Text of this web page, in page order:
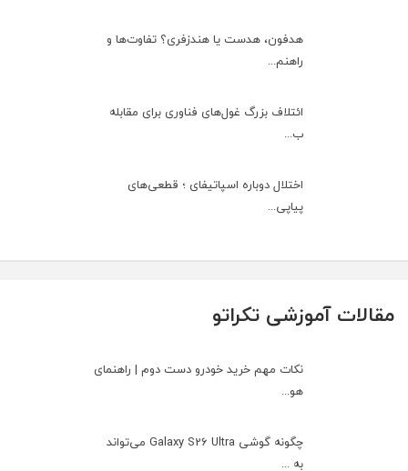
هدفون، هدست یا هندزفری؟ تفاوت‌ها و
راهنم...
ائتلاف بزرگ غول‌های فناوری برای مقابله
ب...
اختلال دوباره اسپاتیفای ؛ قطعی‌های
پیاپی...
مقالات آموزشی تکراتو
نکات مهم خرید خودرو دست دوم | راهنمای
هو...
چگونه گوشی Galaxy S26 Ultra می‌تواند
به ...